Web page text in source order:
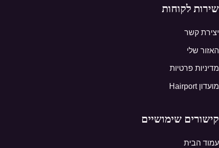
שירות לקוחות
יצירת קשר
האזור שלי
מדיניות פרטיות
מועדון Hairport
קישורים שימושיים
עמוד הבית